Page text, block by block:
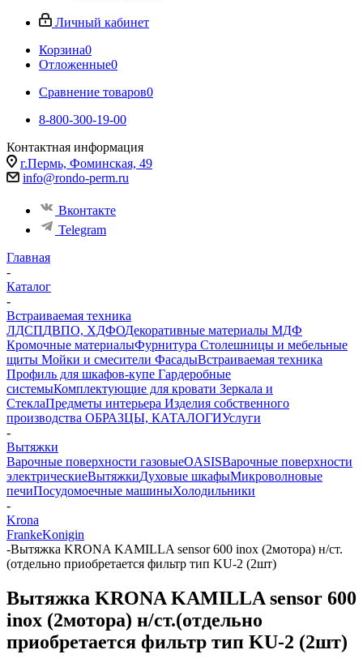
Личный кабинет
Корзина0
Отложенные0
Сравнение товаров0
8-800-300-19-00
Контактная информация
г.Пермь, Фоминская, 49
info@rondo-perm.ru
Вконтакте
Telegram
Главная
-
Каталог
-
Встраиваемая техника
ЛДСПДВПО, ХДФОДекоративные материалы МДФ
Кромочные материалыФурнитура Столешницы и мебельные
щиты Мойки и смесители ФасадыВстраиваемая техника
Профиль для шкафов-купе Гардеробные
системыКомплектующие для кровати Зеркала и
СтеклаПредметы интерьера Изделия собственного
производства ОБРАЗЦЫ, КАТАЛОГИУслуги
-
Вытяжки
Варочные поверхности газовыеOASISВарочные поверхности
электрическиеВытяжкиДуховые шкафыМикроволновые
печиПосудомоечные машиныХолодильники
-
Krona
FrankeKonigin
-Вытяжка KRONA KAMILLA sensor 600 inox (2мотора) н/ст.
(отдельно приобретается фильтр тип KU-2 (2шт)
Вытяжка KRONA KAMILLA sensor 600
inox (2мотора) н/ст.(отдельно
приобретается фильтр тип KU-2 (2шт)